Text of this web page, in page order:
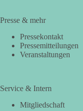
Presse & mehr
Pressekontakt
Pressemitteilungen
Veranstaltungen
Service & Intern
Mitgliedschaft